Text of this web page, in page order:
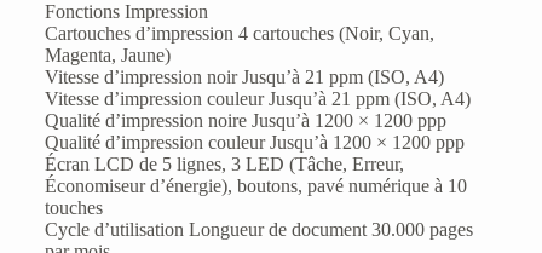
Fonctions Impression
Cartouches d’impression 4 cartouches (Noir, Cyan,
Magenta, Jaune)
Vitesse d’impression noir Jusqu’à 21 ppm (ISO, A4)
Vitesse d’impression couleur Jusqu’à 21 ppm (ISO, A4)
Qualité d’impression noire Jusqu’à 1200 × 1200 ppp
Qualité d’impression couleur Jusqu’à 1200 × 1200 ppp
Écran LCD de 5 lignes, 3 LED (Tâche, Erreur,
Économiseur d’énergie), boutons, pavé numérique à 10
touches
Cycle d’utilisation Longueur de document 30.000 pages